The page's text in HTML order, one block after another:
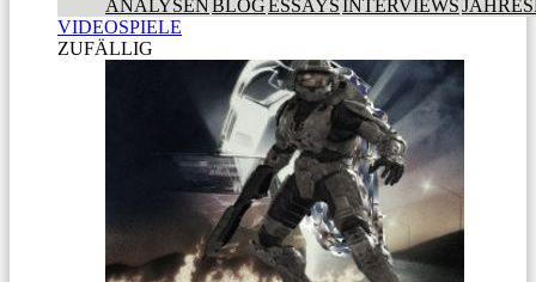
ANALYSENBLOGESSAYSINTERVIEWS
VIDEOSPIELE
ZUFÄLLIG